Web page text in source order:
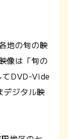
地の旬の映
像は「旬の
DVD-Vide
デジタル映